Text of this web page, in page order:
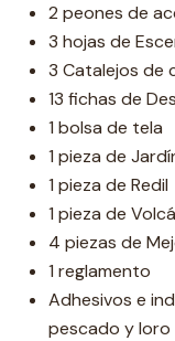
2 peones de
3 hojas de
3 Catalejos de
13 fichas de
1 bolsa de tela
1 pieza de
1 pieza de Redil
1 pieza de
4 piezas de
1 reglamento
Adhesivos e
pescado y loro